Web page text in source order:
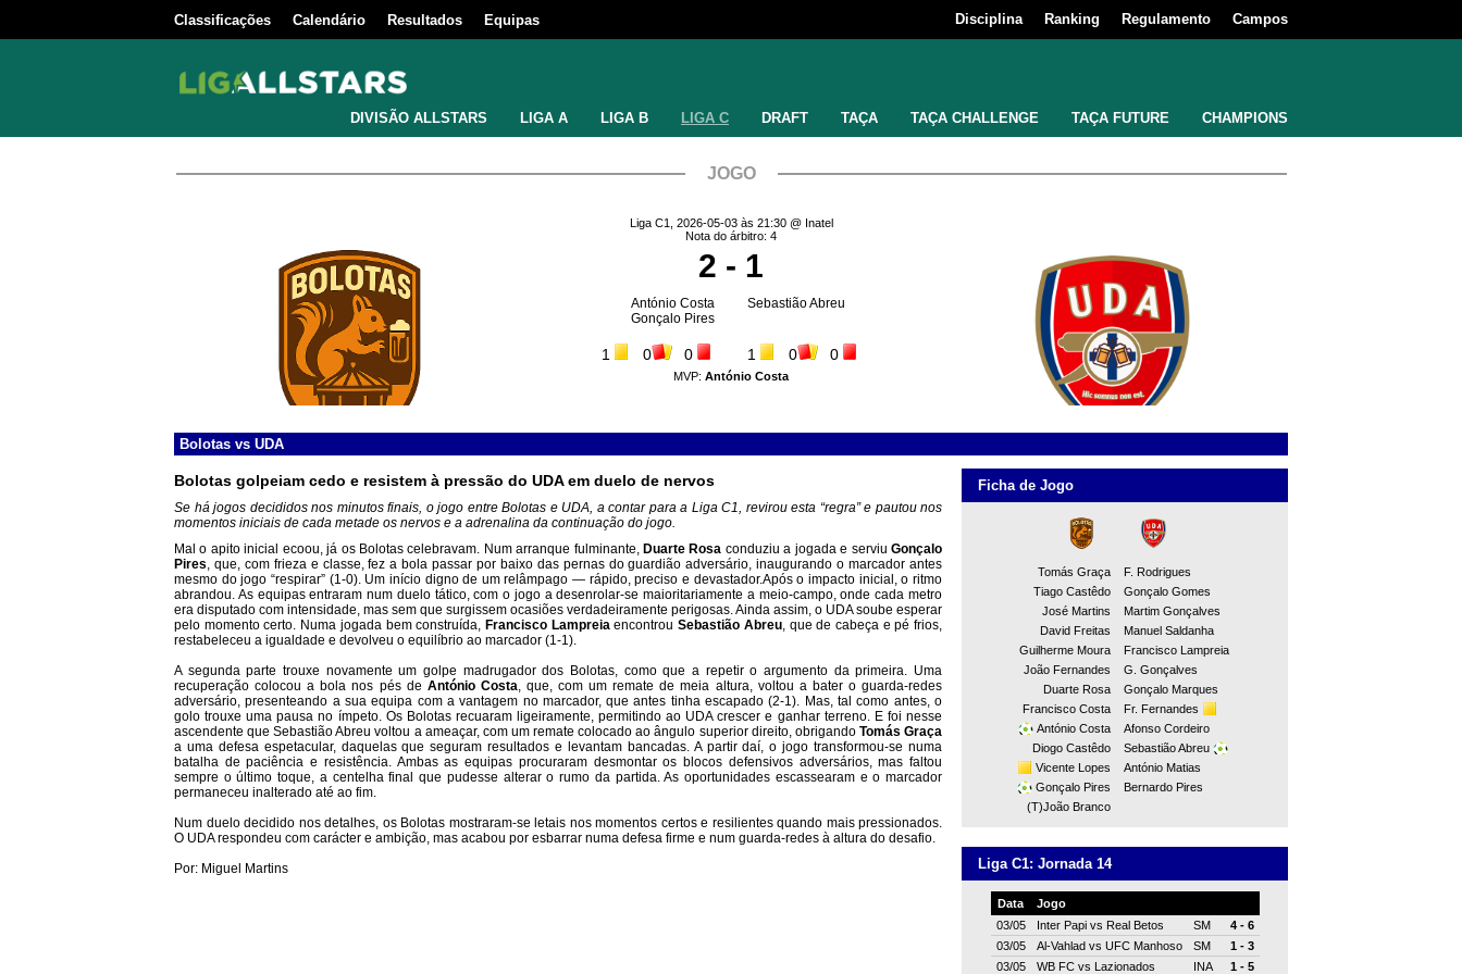
Classificações Calendário Resultados Equipas Disciplina Ranking Regulamento Campos
DIVISÃO ALLSTARS LIGA A LIGA B LIGA C DRAFT TAÇA TAÇA CHALLENGE TAÇA FUTURE CHAMPIONS
JOGO
Liga C1, 2026-05-03 às 21:30 @ Inatel
Nota do árbitro: 4
2 - 1
António Costa
Gonçalo Pires
Sebastião Abreu
1 0 0 1 0 0
MVP: António Costa
Bolotas vs UDA
Bolotas golpeiam cedo e resistem à pressão do UDA em duelo de nervos
Se há jogos decididos nos minutos finais, o jogo entre Bolotas e UDA, a contar para a Liga C1, revirou esta “regra” e pautou nos
momentos iniciais de cada metade os nervos e a adrenalina da continuação do jogo.
Mal o apito inicial ecoou, já os Bolotas celebravam. Num arranque fulminante, Duarte Rosa conduziu a jogada e serviuGonçalo
Pires, que, com frieza e classe, fez a bola passar por baixo das pernas do guardião adversário, inaugurando o marcador antes
mesmo do jogo “respirar” (1-0). Um início digno de um relâmpago — rápido, preciso e devastador.Após o impacto inicial, o ritmo
abrandou. As equipas entraram num duelo tático, com o jogo a desenrolar-se maioritariamente a meio-campo, onde cada metro
era disputado com intensidade, mas sem que surgissem ocasiões verdadeiramente perigosas. Ainda assim, o UDA soube esperar
pelo momento certo. Numa jogada bem construída, Francisco LampreiaencontrouSebastião Abreu, que de cabeça e pé frios,
restabeleceu a igualdade e devolveu o equilíbrio ao marcador (1-1).
A segunda parte trouxe novamente um golpe madrugador dos Bolotas, como que a repetir o argumento da primeira. Uma
recuperação colocou a bola nos pés de António Costa, que, com um remate de meia altura, voltou a bater o guarda-redes
adversário, presenteando a sua equipa com a vantagem no marcador, que antes tinha escapado (2-1). Mas, tal como antes, o
golo trouxe uma pausa no ímpeto. Os Bolotas recuaram ligeiramente, permitindo ao UDA crescer e ganhar terreno. E foi nesse
ascendente que Sebastião Abreu voltou a ameaçar, com um remate colocado ao ângulo superior direito, obrigando Tomás Graça
a uma defesa espetacular, daquelas que seguram resultados e levantam bancadas. A partir daí, o jogo transformou-se numa
batalha de paciência e resistência. Ambas as equipas procuraram desmontar os blocos defensivos adversários, mas faltou
sempre o último toque, a centelha final que pudesse alterar o rumo da partida. As oportunidades escassearam e o marcador
permaneceu inalterado até ao fim.
Num duelo decidido nos detalhes, os Bolotas mostraram-se letais nos momentos certos e resilientes quando mais pressionados.
O UDA respondeu com carácter e ambição, mas acabou por esbarrar numa defesa firme e num guarda-redes à altura do desafio.
Por: Miguel Martins
Ficha de Jogo
Tomás Graça
F. Rodrigues
Tiago Castêdo
Gonçalo Gomes
José Martins
Martim Gonçalves
David Freitas
Manuel Saldanha
Guilherme Moura
Francisco Lampreia
João Fernandes
G. Gonçalves
Duarte Rosa
Gonçalo Marques
Francisco Costa
Fr. Fernandes
António Costa
Afonso Cordeiro
Diogo Castêdo
Sebastião Abreu
Vicente Lopes
António Matias
Gonçalo Pires
Bernardo Pires
(T)João Branco
Liga C1: Jornada 14
Data
Jogo
03/05
Inter Papivs Real Betos SM
4 - 6
03/05
Al-Vahladvs UFC Manhoso SM
1 - 3
03/05
WB FCvs Lazionados INA 1 - 5